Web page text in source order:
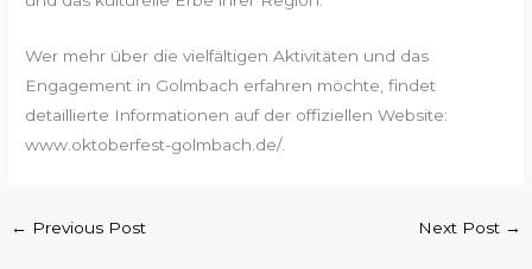
Wer mehr über die vielfältigen Aktivitäten und das
Engagement in Golmbach erfahren möchte, findet
detaillierte Informationen auf der offiziellen Website:
www.oktoberfest-golmbach.de/.
← Previous Post Next Post →